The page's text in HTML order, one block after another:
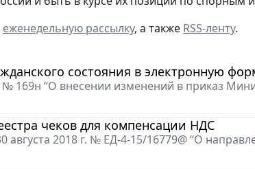
еженедельную рассылку, а также RSS-ленту.
состояния в электронную
169н “О внесении изменений в приказ
чеков для компенсации НДС
2018 г. № ЕД-4-15/16779@ “О